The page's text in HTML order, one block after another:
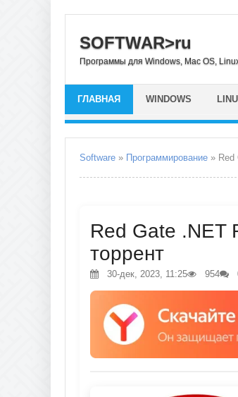
SOFTWAR>ru
Программы для Windows, Mac OS,
ГЛАВНАЯ WINDOWS
Software » Программирование » Red
Red Gate .NET
торрент
30-дек, 2023, 11:25 954